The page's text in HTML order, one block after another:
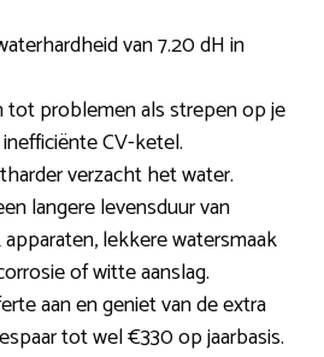
van 7.20 dH in
tot problemen als strepen op je
CV-ketel.
verzacht het water.
langere levensduur van
lekkere watersmaak
of witte aanslag.
aan en geniet van de extra
tot wel €330 op jaarbasis.